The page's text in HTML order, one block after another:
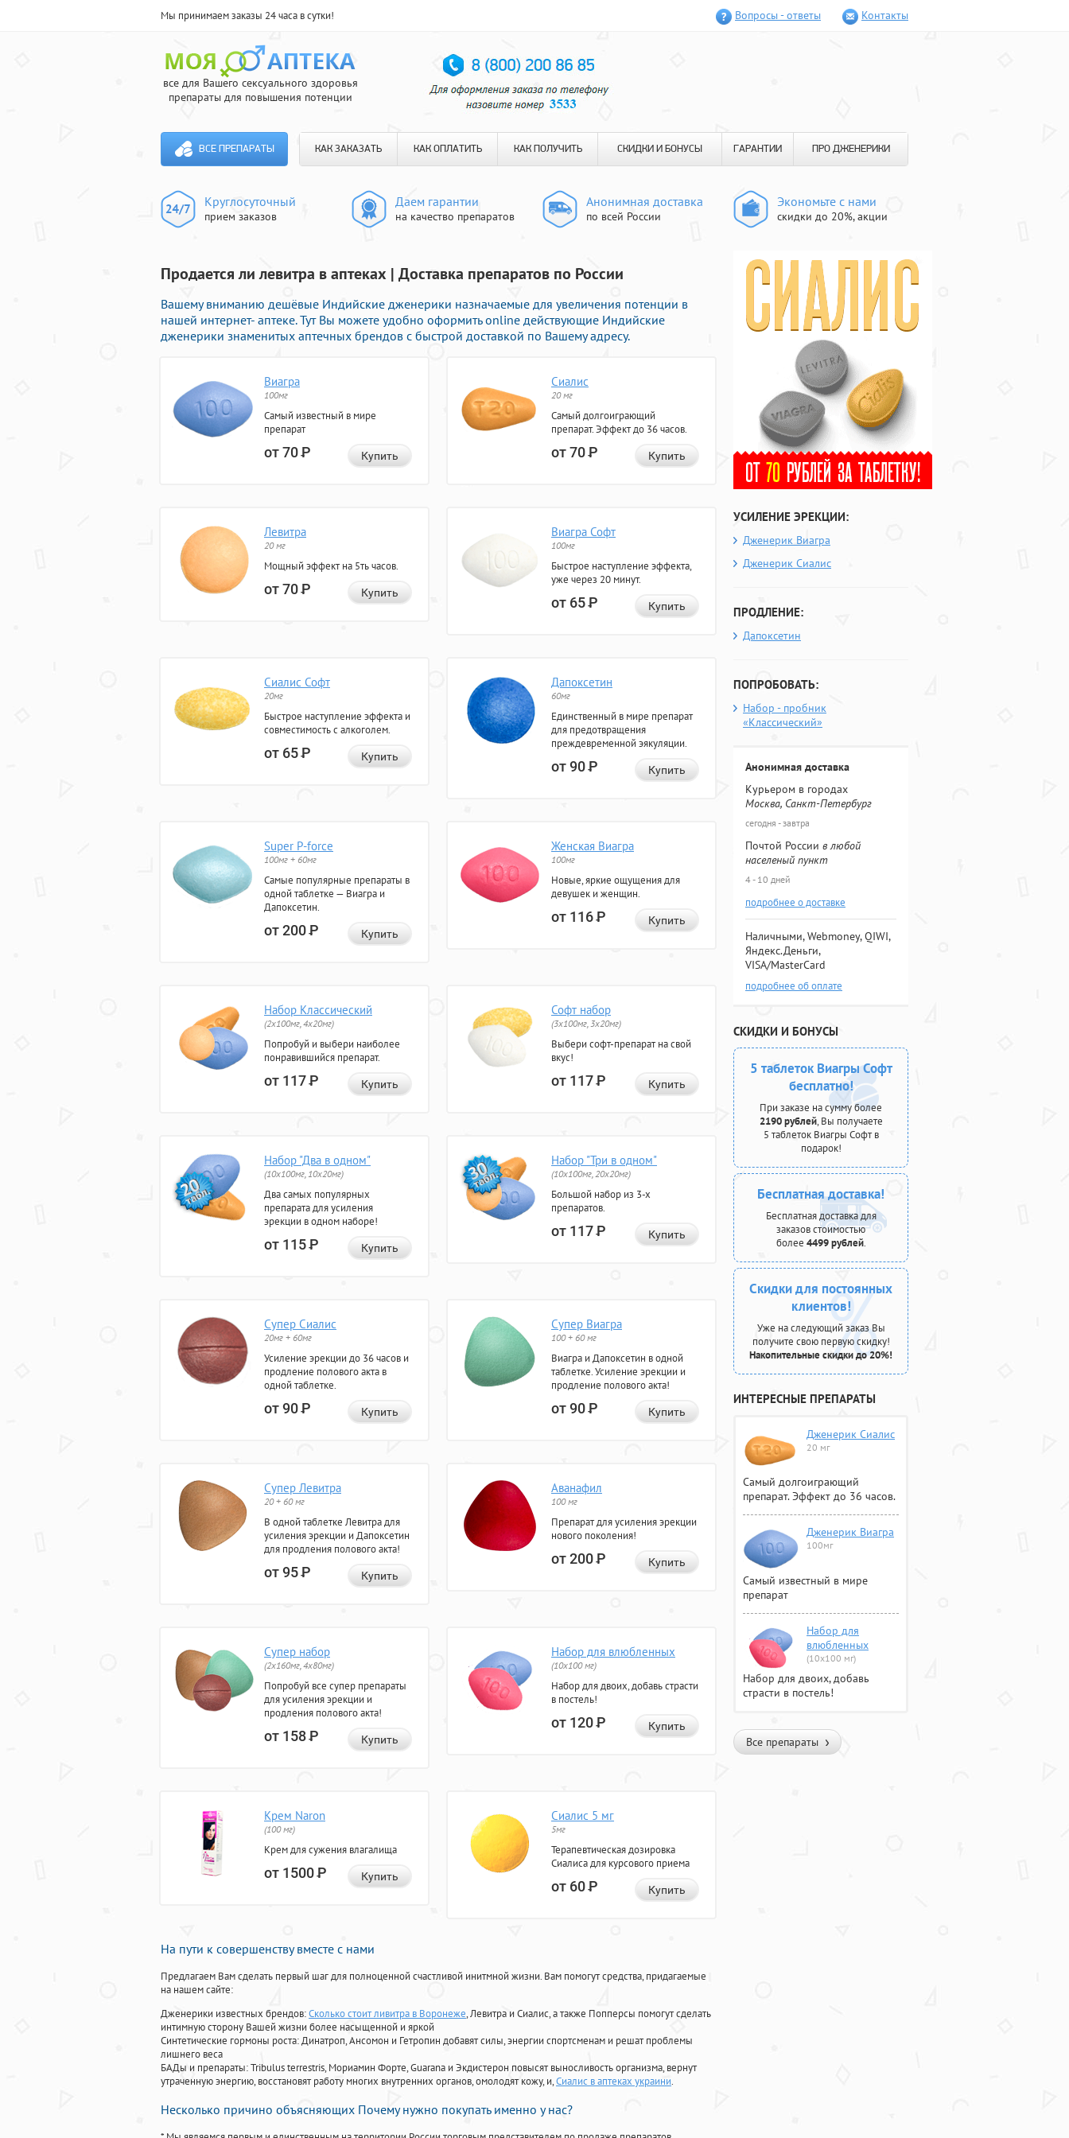
Мы принимаем заказы 24 часа в сутки! Вопросы - ответы Контакты
все для Вашего сексуального здоровья
препараты для повышения потенции
ВСЕ ПРЕПАРАТЫ КАК ЗАКАЗАТЬ КАК ОПЛАТИТЬ КАК ПОЛУЧИТЬ СКИДКИ И БОНУСЫ ГАРАНТИИ ПРО ДЖЕНЕРИКИ
Круглосуточный
прием заказов
Даем гарантии
на качество препаратов
Анонимная доставка
по всей России
Экономьте с нами
скидки до 20%, акции
Продается ли левитра в аптеках | Доставка препаратов по России
Вашему вниманию дешёвые Индийские дженерики назначаемые для увеличения потенции в
нашей интернет- аптеке. Тут Вы можете удобно оформить online действующие Индийские
дженерики знаменитых аптечных брендов с быстрой доставкой по Вашему адресу.
Виагра
100мг
Самый известный в мире
препарат
от 70Р Купить
Сиалис
20 мг
Самый долгоиграющий
препарат. Эффект до 36 часов.
от 70Р Купить
Левитра
20 мг
Мощный эффект на 5ть часов.
от 70Р Купить
Виагра Софт
100мг
Быстрое наступление эффекта,
уже через 20 минут.
от 65Р Купить
Сиалис Софт
20мг
Быстрое наступление эффекта и
совместимость с алкоголем.
от 65Р Купить
Дапоксетин
60мг
Единственный в мире препарат
для предотвращения
преждевременной эякуляции.
от 90Р Купить
Super P-force
100мг + 60мг
Самые популярные препараты в
одной таблетке — Виагра и
Дапоксетин.
от 200Р Купить
Женская Виагра
100мг
Новые, яркие ощущения для
девушек и женщин.
от 116Р Купить
Набор Классический
(2x100мг, 4x20мг)
Попробуй и выбери наиболее
понравившийся препарат.
от 117Р Купить
Софт набор
(3x100мг, 3x20мг)
Выбери софт-препарат на свой
вкус!
от 117Р Купить
Набор "Два в одном"
(10x100мг, 10x20мг)
Два самых популярных
препарата для усиления
эрекции в одном наборе!
от 115Р Купить
Набор "Три в одном"
(10x100мг, 20x20мг)
Большой набор из 3-х
препаратов.
от 117Р Купить
Супер Сиалис
20мг + 60мг
Усиление эрекции до 36 часов и
продление полового акта в
одной таблетке.
от 90Р Купить
Супер Виагра
100 + 60 мг
Виагра и Дапоксетин в одной
таблетке. Усиление эрекции и
продление полового акта!
от 90Р Купить
Супер Левитра
20 + 60 мг
В одной таблетке Левитра для
усиления эрекции и Дапоксетин
для продления полового акта!
от 95Р Купить
Аванафил
100 мг
Препарат для усиления эрекции
нового поколения!
от 200Р Купить
Супер набор
(2х160мг, 4х80мг)
Попробуй все супер препараты
для усиления эрекции и
продления полового акта!
от 158Р Купить
Набор для влюбленных
(10х100 мг)
Набор для двоих, добавь страсти
в постель!
от 120Р Купить
Крем Naron
(100 мг)
Крем для сужения влагалища
от 1500Р Купить
Сиалис 5 мг
5мг
Терапевтическая дозировка
Сиалиса для курсового приема
от 60Р Купить
На пути к совершенству вместе с нами
Предлагаем Вам сделать первый шаг для полноценной счастливой инитмной жизни. Вам помогут средства, придагаемые
на нашем сайте:
Дженерики известных брендов:Сколько стоит ливитра в Воронеже, Левитра и Сиалис, а также Попперсы помогут сделать
интимную сторону Вашей жизни более насыщенной и яркой
Синтетические гормоны роста: Динатроп, Ансомон и Гетропин добавят силы, энергии спортсменам и решат проблемы
лишнего веса
БАДы и препараты:Tribulus terrestris, Мориамин Форте, Guarana и Экдистерон повысят выносливость организма, вернут
утраченную энергию, восстановят работу многих внутренних органов, омолодят кожу, и,Сиалис в аптеках украини.
Несколько причино объясняющих Почему нужно покупать именно у нас?
УСИЛЕНИЕ ЭРЕКЦИИ:
Дженерик Виагра
Дженерик Сиалис
ПРОДЛЕНИЕ:
Дапоксетин
ПОПРОБОВАТЬ:
Набор - пробник
«Классический»
Анонимная доставка
Курьером в городах
Москва, Санкт-Петербург
сегодня - завтра
Почтой России в любой
населеный пункт
4 - 10 дней
подробнее о доставке
Наличными, Webmoney, QIWI,
Яндекс.Деньги,
VISA/MasterCard
подробнее об оплате
СКИДКИ И БОНУСЫ
5 таблеток Виагры Софт
бесплатно!
При заказе на сумму более
2190 рублей, Вы получаете
5 таблеток Виагры Софт в
подарок!
Бесплатная доставка!
Бесплатная доставка для
заказов стоимостью
более 4499 рублей.
Скидки для постоянных
клиентов!
Уже на следующий заказ Вы
получите свою первую скидку!
Накопительные скидки до 20%!
ИНТЕРЕСНЫЕ ПРЕПАРАТЫ
Дженерик Сиалис
20 мг
Самый долгоиграющий
препарат. Эффект до 36 часов.
Дженерик Виагра
100мг
Самый известный в мире
препарат
Набор для
влюбленных
(10х100 мг)
Набор для двоих, добавь
страсти в постель!
Все препараты